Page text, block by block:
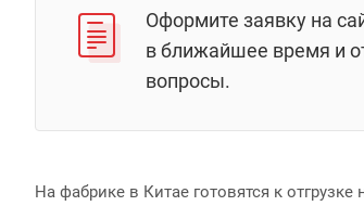
Оформите заявку на
в ближайшее время и
вопросы.
На фабрике в Китае готовятся к